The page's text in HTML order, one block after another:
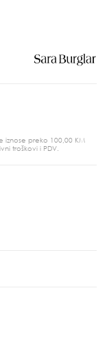
iznose preko 100,00 KM
troškovi i PDV.